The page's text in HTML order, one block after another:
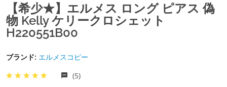
【希少★】エルメス ロング ピアス 偽
物 Kelly ケリークロシェット
H220551B00
ブランド: エルメスコピー
(5)